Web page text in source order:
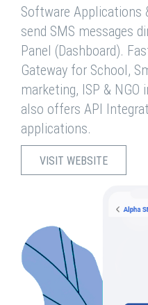
Software Applications
send SMS messages
Panel (Dashboard).
Gateway for School,
marketing, ISP & NGO
also offers API
applications.
VISIT WEBSITE